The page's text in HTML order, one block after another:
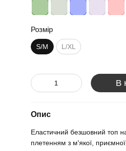
Розмір
S/M L/XL
В
Опис
Еластичний безшовний топ
плетенням з м'якої,